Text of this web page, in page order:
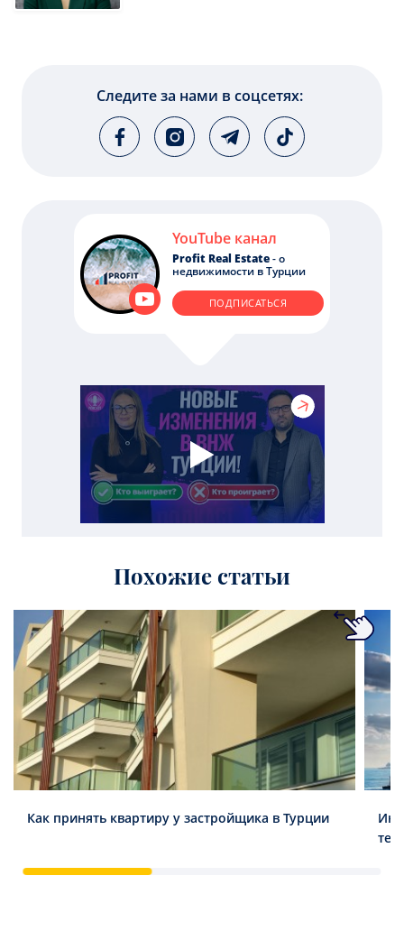
Следите за нами в соцсетях:
YouTube канал
Profit Real Estate- о
недвижимости в Турции
ПОДПИСАТЬСЯ
Похожие статьи
Как принять квартиру у застройщика в Турции